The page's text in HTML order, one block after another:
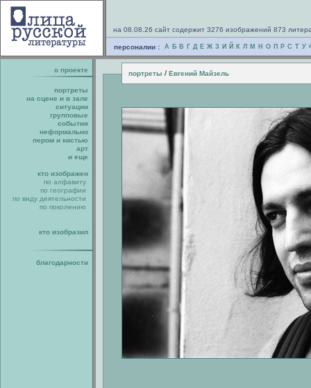
на 08.08.26 сайт содержит 3276 изображений 873
персоналии : А Б В Г Д Е Ж З И Й К Л М Н О П Р С Т У
о проекте портреты / Евгений Майзель
портреты
на сцене и в зале
ситуации
групповые
события
неформально
пером и кистью
арт
и еще
кто изображен
по алфавиту
по географии
по виду деятельности
по поколению
кто изобразил
благодарности